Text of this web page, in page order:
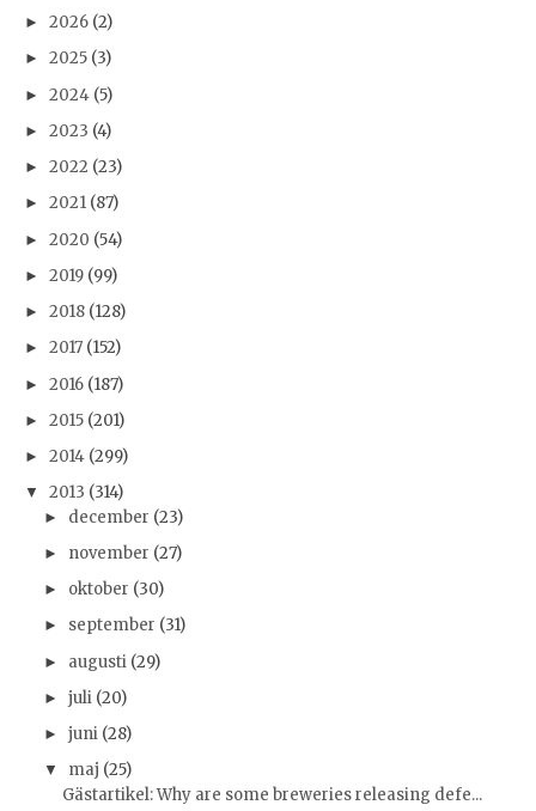
► 2026 (2)
► 2025 (3)
► 2024 (5)
► 2023 (4)
► 2022 (23)
► 2021 (87)
► 2020 (54)
► 2019 (99)
► 2018 (128)
► 2017 (152)
► 2016 (187)
► 2015 (201)
► 2014 (299)
▼ 2013 (314)
► december (23)
► november (27)
► oktober (30)
► september (31)
► augusti (29)
► juli (20)
► juni (28)
▼ maj (25)
Gästartikel: Why are some breweries releasing defe...